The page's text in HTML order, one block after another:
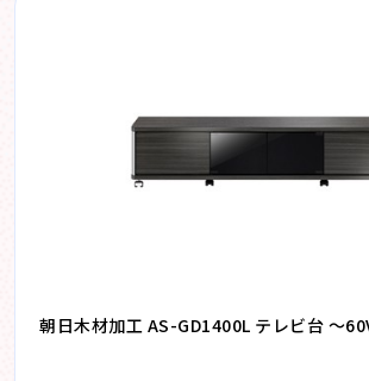
朝日木材加工 AS-GD1400L テレビ台 〜